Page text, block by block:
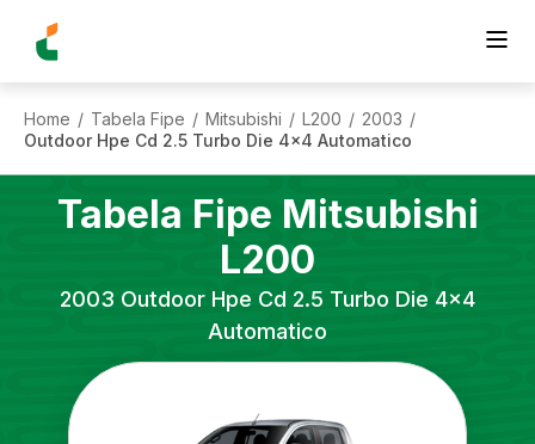
Home / Tabela Fipe / Mitsubishi / L200 / 2003 /
Outdoor Hpe Cd 2.5 Turbo Die 4x4 Automatico
Tabela Fipe Mitsubishi
L200
2003 Outdoor Hpe Cd 2.5 Turbo Die 4x4
Automatico